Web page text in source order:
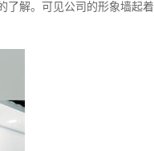
了解。可见公司的形象墙起着